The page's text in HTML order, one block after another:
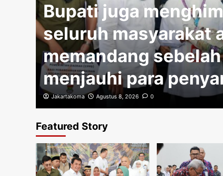
Bupati juga
seluruh masyarakat
memandang
menjauhi para
Jakartakoma Agustus 8, 2026 0
Featured Story